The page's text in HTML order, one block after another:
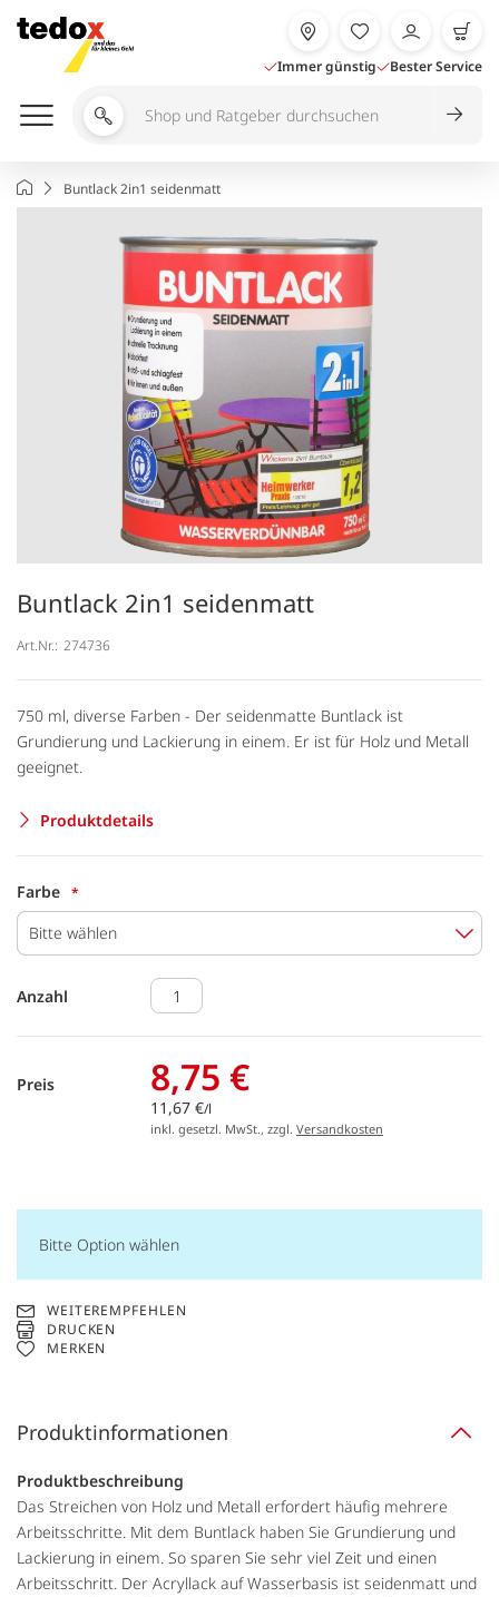
Inhalt
springen
Immer günstig Bester Service
Shop
durchsuchen
StartseiteBuntlack 2in1 seidenmatt
Buntlack 2in1 seidenmatt
Art.Nr.: 274736
750 ml, diverse Farben - Der seidenmatte Buntlack ist
Grundierung und Lackierung in einem. Er ist für Holz und Metall
geeignet.
Produktdetails
Farbe
Bitte wählen
Anzahl
Preis 8,75 €
11,67 €/l
inkl. gesetzl. MwSt., zzgl. Versandkosten
Bitte Option wählen
WEITEREMPFEHLEN
DRUCKEN
MERKEN
Produktinformationen
Produktbeschreibung
Das Streichen von Holz und Metall erfordert häufig mehrere
Arbeitsschritte. Mit dem Buntlack haben Sie Grundierung und
Lackierung in einem. So sparen Sie sehr viel Zeit und einen
Arbeitsschritt. Der Acryllack auf Wasserbasis ist seidenmatt und